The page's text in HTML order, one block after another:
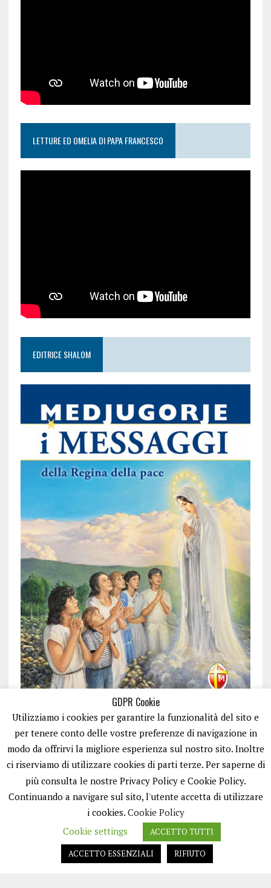
LETTURE ED OMELIA DI PAPA FRANCESCO
EDITRICE SHALOM
ISCRIVITI
GDPR Cookie
Utilizziamo i cookies per garantire la funzionalità del sito e
per tenere conto delle vostre preferenze di navigazione in
modo da offrirvi la migliore esperienza sul nostro sito. Inoltre
ci riserviamo di utilizzare cookies di parti terze. Per saperne di
più consulta le nostre Privacy Policy e Cookie Policy.
Continuando a navigare sul sito, l'utente accetta di utilizzare
i cookies. Cookie Policy
Cookie settings
ACCETTO TUTTI
ACCETTO ESSENZIALI
RIFIUTO